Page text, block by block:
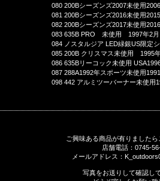
080 200Bシーズンズ2007未使用
081 200Bシーズンズ2016未使用
082 200Bシーズンズ2017未使用
083 635B PRO 未使用 1997年2
084 ノスタルジア LED緑銀US限定
085 200B クリスマス未使用 1995
086 635Bリーコック未使用
087 288A1992年スポーツ未使用
098 442 アルミツーバーナー未使用
ご興味ある商品が有りましたら
店舗電話：0745-
メールアドレス：
写真をお送りして確認し